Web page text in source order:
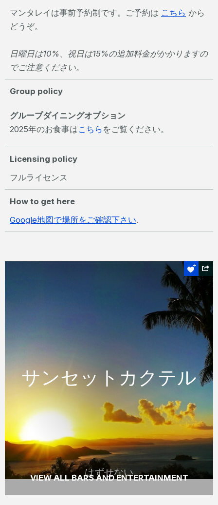
マンタレイは事前予約制です。ご予約は こちら から
どうぞ。
日曜日は10%、祝日は15%の追加料金がかかりますの
でご注意ください。
Group policy
グループダイニングオプション
2025年のお食事はこちら をご覧ください。
Licensing policy
フルライセンス
How to get here
Google地図で場所をご確認下さい.
はずせない
サンセットカクテル
サンセットカクテル
ハミルトン島のOne Tree Hillで一杯のみなが
ら素晴らしい日の入りをお楽しみください。
READ MORE
VIEW ALL BARS AND ENTERTAINMENT